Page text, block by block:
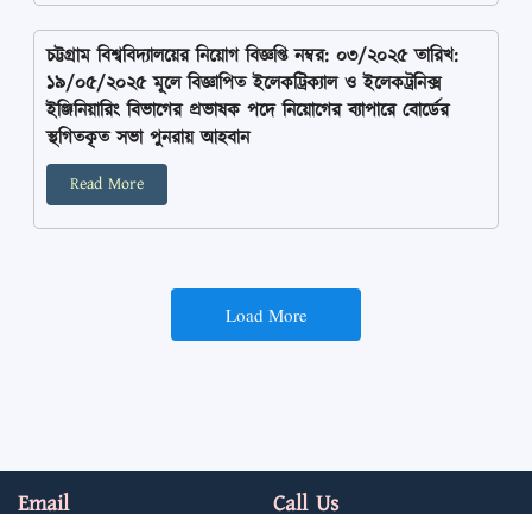
চট্টগ্রাম বিশ্ববিদ্যালয়ের নিয়োগ বিজ্ঞপ্তি নম্বর: ০৩/২০২৫ তারিখ:
১৯/০৫/২০২৫ মূলে বিজ্ঞাপিত ইলেকট্রিক্যাল ও ইলেকট্রনিক্স
ইঞ্জিনিয়ারিং বিভাগের প্রভাষক পদে নিয়োগের ব্যাপারে বোর্ডের
স্থগিতকৃত সভা পুনরায় আহবান
Read More
Load More
Email Call Us